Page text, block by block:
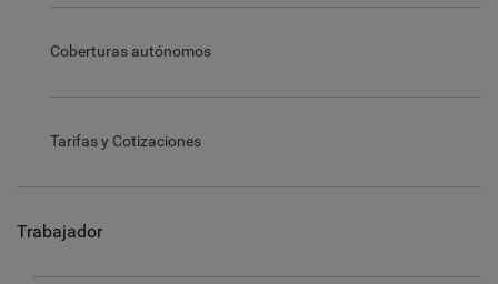
Coberturas autónomos
Tarifas y Cotizaciones
Trabajador